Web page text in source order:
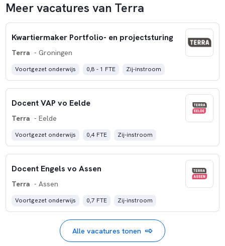
Meer vacatures van Terra
Kwartiermaker Portfolio- en projectsturing
Terra - Groningen
Voortgezet onderwijs 0,8 - 1 FTE Zij-instroom
Docent VAP vo Eelde
Terra - Eelde
Voortgezet onderwijs 0,4 FTE Zij-instroom
Docent Engels vo Assen
Terra - Assen
Voortgezet onderwijs 0,7 FTE Zij-instroom
Alle vacatures tonen